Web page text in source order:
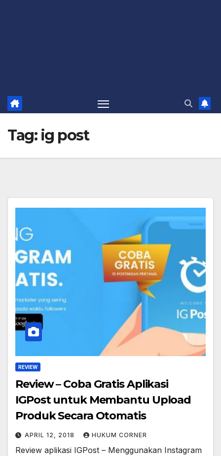
Tag: ig post
REVIEW
Review – Coba Gratis Aplikasi
IGPost untuk Membantu Upload
Produk Secara Otomatis
APRIL 12, 2018 HUKUM CORNER
Review aplikasi IGPost – Menggunakan Instagram